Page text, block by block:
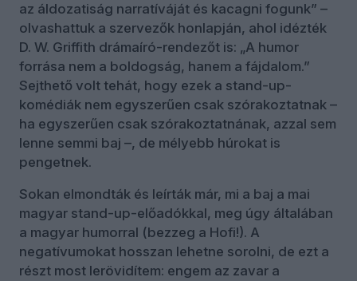
az áldozatiság narratíváját és kacagni fogunk” –
olvashattuk a szervezők honlapján, ahol idézték
D. W. Griffith drámaíró-rendezőt is: „A humor
forrása nem a boldogság, hanem a fájdalom.”
Sejthető volt tehát, hogy ezek a stand-up-
komédiák nem egyszerűen csak szórakoztatnak –
ha egyszerűen csak szórakoztatnának, azzal sem
lenne semmi baj –, de mélyebb húrokat is
pengetnek.
Sokan elmondták és leírták már, mi a baj a mai
magyar stand-up-előadókkal, meg úgy általában
a magyar humorral (bezzeg a Hofi!). A
negatívumokat hosszan lehetne sorolni, de ezt a
részt most lerövidítem: engem az zavar a